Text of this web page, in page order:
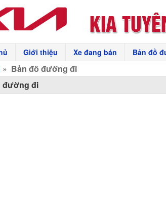
Giới thiệu Xe đang bán Bản đồ
» Bản đồ đường đi
đường đi